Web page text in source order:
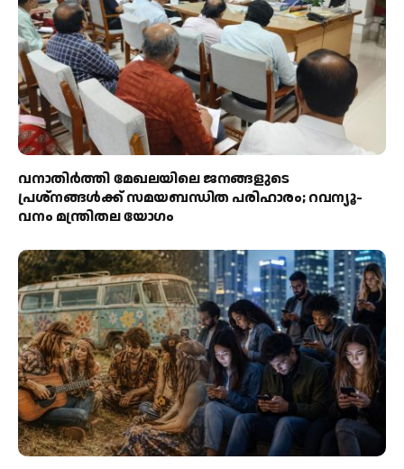
വനാതിർത്തി മേഖലയിലെ ജനങ്ങളുടെ
പ്രശ്നങ്ങൾക്ക് സമയബന്ധിത പരിഹാരം; റവന്യൂ-
വനം മന്ത്രിതല യോഗം